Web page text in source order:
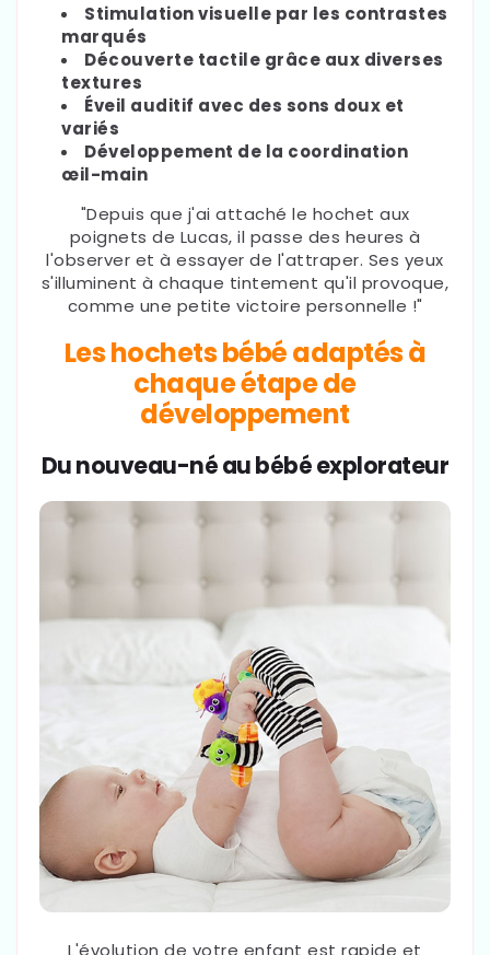
Stimulation visuelle par les contrastes
marqués
Découverte tactile grâce aux diverses
textures
Éveil auditif avec des sons doux et
variés
Développement de la coordination
œil-main
"Depuis que j'ai attaché le hochet aux
poignets de Lucas, il passe des heures à
l'observer et à essayer de l'attraper. Ses yeux
s'illuminent à chaque tintement qu'il provoque,
comme une petite victoire personnelle !"
Les hochets bébé adaptés à
chaque étape de
développement
Du nouveau-né au bébé explorateur
L'évolution de votre enfant est rapide et